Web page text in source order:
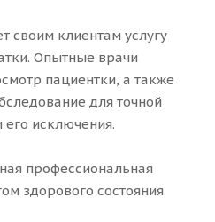
своим клиентам услугу
Опытные врачи
пациентки, а также
для точной
его исключения.
профессиональная
здорового состояния